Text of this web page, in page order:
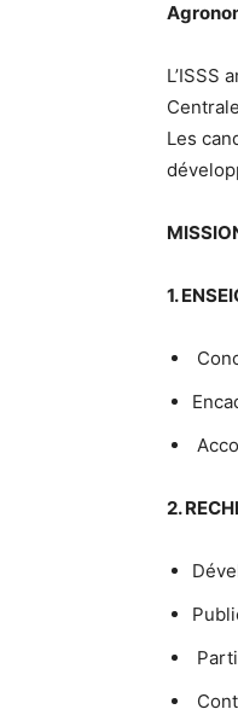
L’ISSS
Les
1.
2.